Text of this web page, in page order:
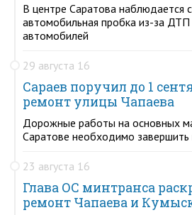
В центре Саратова наблюдается
автомобильная пробка из-за ДТП
автомобилей
29 августа 16
Сараев поручил до 1
ремонт улицы Чапаева
Дорожные работы на основных
Саратове необходимо завершить
23 августа 16
Глава ОС минтранса
ремонт Чапаева и